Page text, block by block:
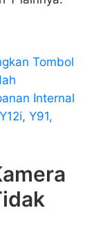
Tombol
Internal
Y91,